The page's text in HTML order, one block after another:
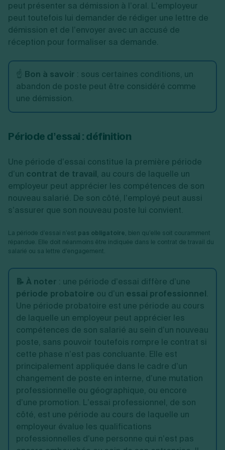
peut présenter sa démission à l’oral. L’employeur
peut toutefois lui demander de rédiger une lettre de
démission et de l’envoyer avec un accusé de
réception pour formaliser sa demande.
☝️ Bon à savoir : sous certaines conditions, un
abandon de poste peut être considéré comme
une démission.
Période d’essai : définition
Une période d’essai constitue la première période
d’un contrat de travail, au cours de laquelle un
employeur peut apprécier les compétences de son
nouveau salarié. De son côté, l’employé peut aussi
s’assurer que son nouveau poste lui convient.
La période d’essai n’est pas obligatoire, bien qu’elle soit couramment
répandue. Elle doit néanmoins être indiquée dans le contrat de travail du
salarié ou sa lettre d’engagement.
📝 À noter : une période d’essai diffère d’une
période probatoire ou d’un essai professionnel.
Une période probatoire est une période au cours
de laquelle un employeur peut apprécier les
compétences de son salarié au sein d’un nouveau
poste, sans pouvoir toutefois rompre le contrat si
cette phase n’est pas concluante. Elle est
principalement appliquée dans le cadre d’un
changement de poste en interne, d’une mutation
professionnelle ou géographique, ou encore
d’une promotion. L’essai professionnel, de son
côté, est une période au cours de laquelle un
employeur évalue les qualifications
professionnelles d’une personne qui n’est pas